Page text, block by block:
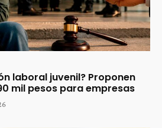
laboral juvenil? Proponen
mil pesos para empresas